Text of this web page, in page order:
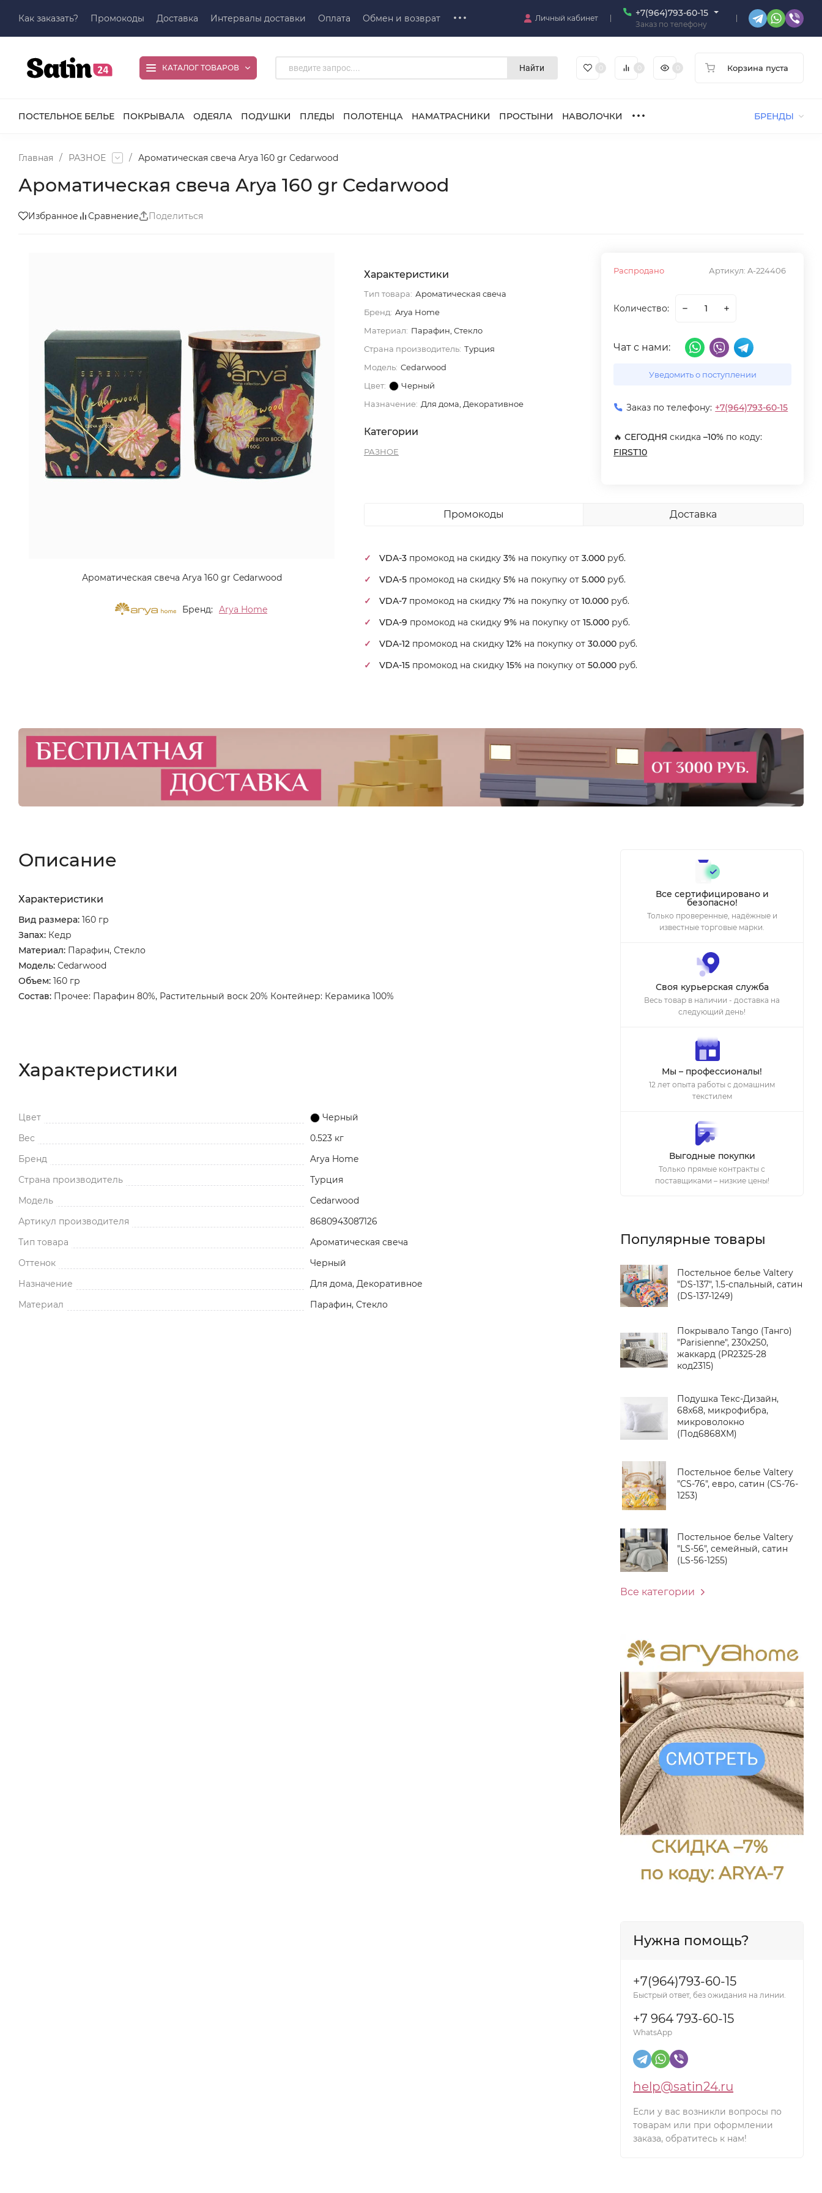
Как заказать? Промокоды Доставка Интервалы доставки Оплата Обмен и возврат Личный кабинет +7(964)793-60-15
Заказ по телефону
КАТАЛОГ ТОВАРОВ Найти Корзина пуста
ПОСТЕЛЬНОЕ БЕЛЬЕ ПОКРЫВАЛА ОДЕЯЛА ПОДУШКИ ПЛЕДЫ ПОЛОТЕНЦА НАМАТРАСНИКИ ПРОСТЫНИ НАВОЛОЧКИ БРЕНДЫ
Главная / РАЗНОЕ / Ароматическая свеча Arya 160 gr Cedarwood
Ароматическая свеча Arya 160 gr Cedarwood
Избранное Сравнение Поделиться
Ароматическая свеча Arya 160 gr Cedarwood
Бренд: Arya Home
Характеристики
Тип товара: Ароматическая свеча
Бренд: Arya Home
Материал: Парафин, Стекло
Страна производитель: Турция
Модель: Cedarwood
Цвет:
Черный
Назначение: Для дома, Декоративное
Категории
РАЗНОЕ
Артикул: A-224406
Распродано
Количество:
Чат с нами:
Уведомить о поступлении
Заказ по телефону: +7(964)793-60-15
🔥СЕГОДНЯ скидка–10% по коду:
FIRST10
Промокоды Доставка
VDA-3промокод на скидку 3%на покупку от 3.000руб.
VDA-5промокод на скидку 5%на покупку от 5.000руб.
VDA-7промокод на скидку 7%на покупку от 10.000руб.
VDA-9 промокод на скидку 9%на покупку от 15.000руб.
VDA-12промокод на скидку 12%на покупку от 30.000руб.
VDA-15промокод на скидку 15%на покупку от 50.000руб.
Описание
Характеристики
Вид размера: 160 гр
Запах: Кедр
Материал: Парафин, Стекло
Модель: Cedarwood
Объем: 160 гр
Состав: Прочее: Парафин 80%, Растительный воск 20% Контейнер: Керамика 100%
Характеристики
Цвет
Черный
Вес
0.523 кг
Бренд
Arya Home
Страна производитель
Турция
Модель
Cedarwood
Артикул производителя
8680943087126
Тип товара
Ароматическая свеча
Оттенок
Черный
Назначение
Для дома, Декоративное
Материал
Парафин, Стекло
Все сертифицировано и
безопасно!
Только проверенные, надёжные и
известные торговые марки.
Своя курьерская служба
Весь товар в наличии - доставка на
следующий день!
Мы – профессионалы!
12 лет опыта работы с домашним
текстилем
Выгодные покупки
Только прямые контракты с
поставщиками – низкие цены!
Популярные товары
Постельное белье Valtery
"DS-137", 1.5-спальный, сатин
(DS-137-1249)
Покрывало Tango (Танго)
"Parisienne", 230x250,
жаккард (PR2325-28
код2315)
Подушка Текс-Дизайн,
68x68, микрофибра,
микроволокно
(Под6868ХМ)
Постельное белье Valtery
"CS-76", евро, сатин (CS-76-
1253)
Постельное белье Valtery
"LS-56", семейный, сатин
(LS-56-1255)
Все категории
Нужна помощь?
+7(964)793-60-15
Быстрый ответ, без ожидания на линии.
+7 964 793-60-15
WhatsApp
help@satin24.ru
Если у вас возникли вопросы по
товарам или при оформлении
заказа, обратитесь к нам!